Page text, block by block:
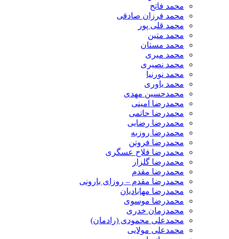
محمد فاتح
محمد فرزان صادقی
محمد قلی پور
محمد متین
محمد مستان
محمد میری
محمد نصیری
محمد نورنیا
محمد یاوری
محمدحسین مهدی
محمدرضا امینی
محمدرضا حاتمی
محمدرضا رضایی
محمدرضا روزبه
محمدرضا فروتن
محمدرضا فلاح عسگری
محمدرضا گلزار
محمدرضا مقدم
محمدرضا مقدم – روزای بارونی
محمدرضا مهابادیان
محمدرضا موسوی
محمدزمان خدری
محمدعلی محمودی (رادمان)
محمدعلی مولایی